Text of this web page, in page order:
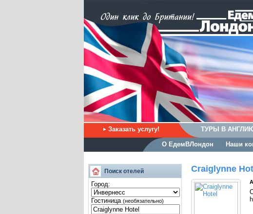
Заказать услугу! ТУРЫ В
О ЕдемВЛондон Наши
Поиск отелей
Город:
Гостиница (необязательно)
Craiglynne